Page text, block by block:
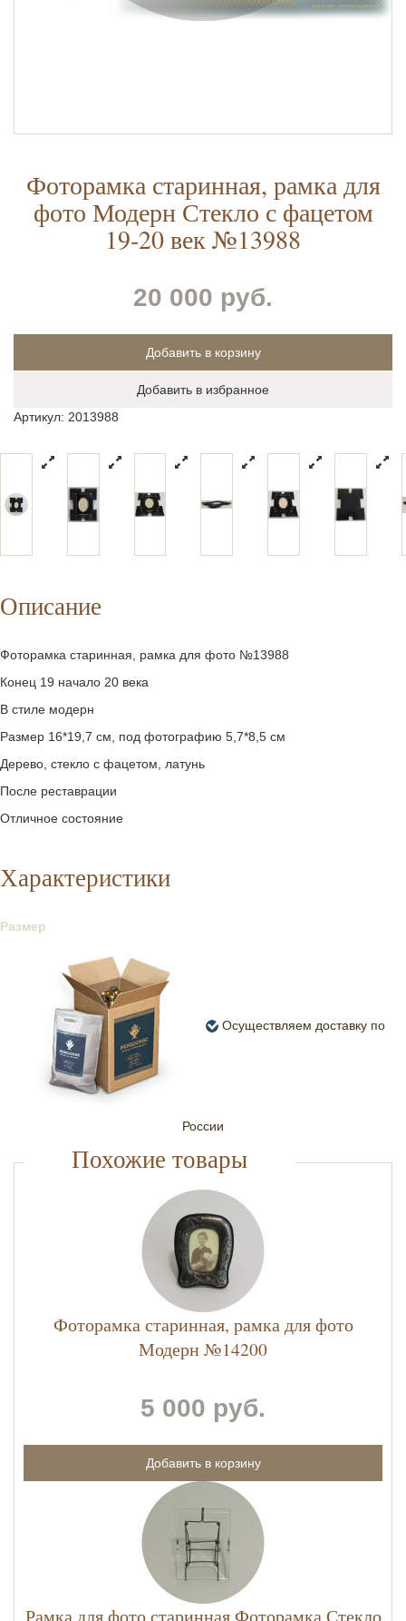
Фоторамка старинная, рамка для
фото Модерн Стекло с фацетом
19-20 век №13988
20 000 руб.
Добавить в избранное
Артикул: 2013988
Описание
Фоторамка старинная, рамка для фото №13988
Конец 19 начало 20 века
В стиле модерн
Размер 16*19,7 см, под фотографию 5,7*8,5 см
Дерево, стекло с фацетом, латунь
После реставрации
Отличное состояние
Характеристики
Размер
Осуществляем доставку по
России
Похожие товары
Фоторамка старинная, рамка для фото
Модерн №14200
5 000 руб.